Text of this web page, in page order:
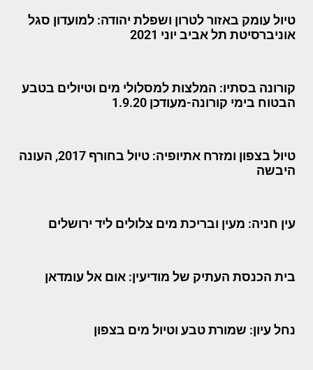
טיול עומק באזור לטרון ושפלת יהודה: למועדון סגל
אוניברסיטת תל אביב יוני 2021
קורונה בסתיו: המלצות למסלולי מים וטיולים בטבע
הבטוח בימי קורונה-מעודכן 1.9.20
טיול בצפון ומזרח אתיופיה: טיול בחורף 2017, העונה
היבשה
עין חניה: מעין ובריכת מים צלולים ליד ירושלים
בית הכנסת העתיק של מודיעין: אום אל עומדאן
נחל עיון: שמורת טבע וטיול מים בצפון